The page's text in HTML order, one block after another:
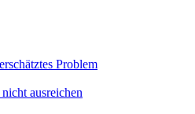
Problem
ausreichen